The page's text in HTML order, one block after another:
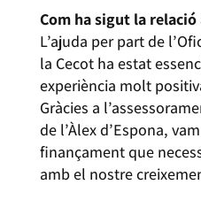
Com ha sigut la
L’ajuda per part de
la Cecot ha estat
experiència molt
Gràcies a
de l’Àlex d’Espona,
finançament que
amb el nostre